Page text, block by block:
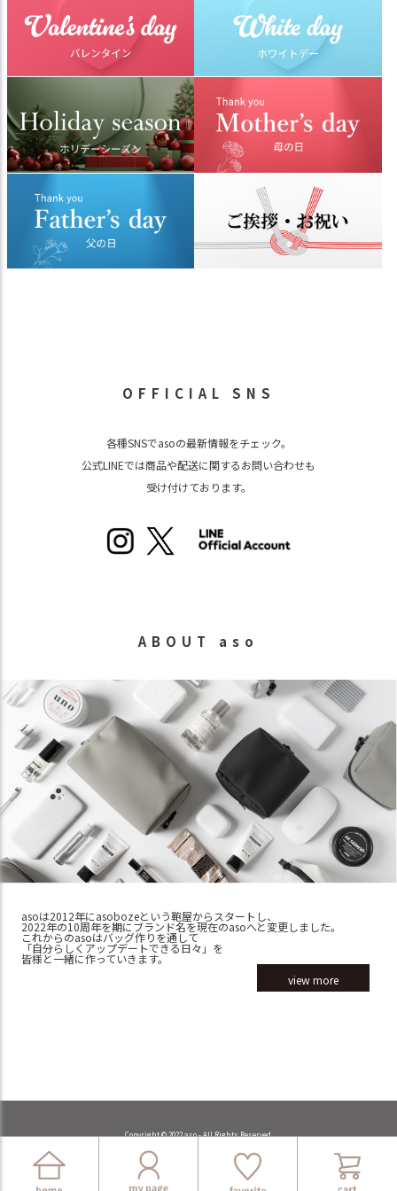
OFFICIAL SNS
各種SNSでasoの最新情報をチェック。
公式LINEでは商品や配送に関するお問い合わせも
受け付けております。
ABOUT aso
asoは2012年にasobozeという鞄屋からスタートし、
2022年の10周年を期にブランド名を現在のasoへと変更しました。
これからのasoはバッグ作りを通して
「自分らしくアップデートできる日々」を
皆様と一緒に作っていきます。
view more
Copyright © 2022 aso - All Rights Reserved.